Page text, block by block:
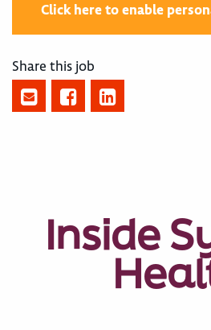
Click here to enable
Share this job
Inside